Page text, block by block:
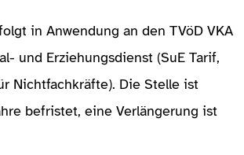
in Anwendung an den TVöD VKA
und Erziehungsdienst (SuE Tarif,
Nichtfachkräfte). Die Stelle ist
befristet, eine Verlängerung ist